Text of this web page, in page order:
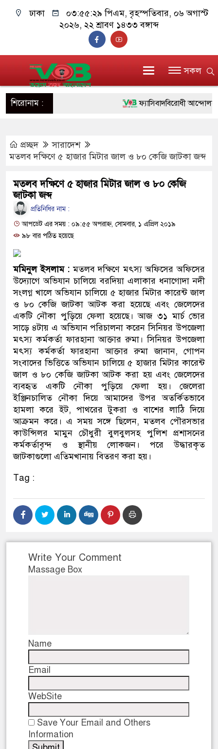
ঢাকা ০৩:৫৫:৩০ পিএম, বৃহস্পতিবার, ০৬ অগাস্ট
২০২৬, ২২ শ্রাবণ ১৪৩৩ বঙ্গাব্দ
সকল
শিরোনাম : ফ্যাসিবাদবিরোধী আন্দোলনে
উদ্ধার
প্রধানমন্ত্রী
মাদক কারবারি গ্রেফতার
২৮ লাখ টাকার জাল নোটসহ
থানা পুলিশ
যেকোনো সময় বেনজীরের
নেতৃত্ব ও গণতন্ত্রের মূর্তমান
যে ভাবে ডেভিড ইমনের কাছে
‘আজহার খান’
অবৈধ বিদেশি পিস্তল,
জড়িত কিশোর গ্যাংয়ের চার শিশু
ডাকাতির প্রস্তুতিকালে
প্রচ্ছদ
সারাদেশ
মতলব দক্ষিণে ৫ হাজার মিটার জাল ও ৮০ কেজি জাটকা জব্দ
মতলব দক্ষিণে ৫ হাজার মিটার জাল ও ৮০ কেজি
জাটকা জব্দ
প্রতিনিধির নাম :
আপডেট এর সময় : ০৯:৫৫ অপরাহ্ন, সোমবার, ১ এপ্রিল ২০১৯
৯৮ বার পঠিত হয়েছে
মমিনুল ইসলাম : মতলব দক্ষিণে মৎস্য অফিসের অফিসের
উদ্যোগে অভিযান চালিয়ে বরদিয়া এলাকার ধনাগোদা নদী
সংলগ্ন খালে অভিযান চালিয়ে ৫ হাজার মিটার কারেন্ট জাল
ও ৮০ কেজি জাটকা আটক করা হয়েছে এবং জেলেদের
একটি নৌকা পুড়িয়ে ফেলা হয়েছে। আজ ৩১ মার্চ ভোর
সাড়ে ৪টায় এ অভিযান পরিচালনা করেন সিনিয়র উপজেলা
মৎস্য কর্মকর্তা ফারহানা আক্তার রুমা। সিনিয়র উপজেলা
মৎস্য কর্মকর্তা ফারহানা আক্তার রুমা জানান, গোপন
সংবাদের ভিত্তিতে অভিযান চালিয়ে ৫ হাজার মিটার কারেন্ট
জাল ও ৮০ কেজি জাটকা আটক করা হয় এবং জেলেদের
ব্যবহৃত একটি নৌকা পুড়িয়ে ফেলা হয়। জেলেরা
ইঞ্জিনচালিত নৌকা দিয়ে আমাদের উপর অতর্কিতভাবে
হামলা করে ইট, পাথরের টুকরা ও বাশের লাঠি দিয়ে
আক্রমন করে। এ সময় সঙ্গে ছিলেন, মতলব পৌরসভার
কাউন্সিলর মামুন চৌধুরী বুলবুলসহ পুলিশ প্রশাসনের
কর্মকর্তাবৃন্দ ও স্থানীয় লোকজন। পরে উদ্ধারকৃত
জাটকাগুলো এতিমখানায় বিতরণ করা হয়।
Tag :
Write Your Comment
Massage Box
Name
Email
WebSite
Save Your Email and Others
Information